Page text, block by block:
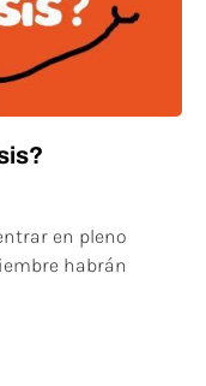
en pleno
habrán